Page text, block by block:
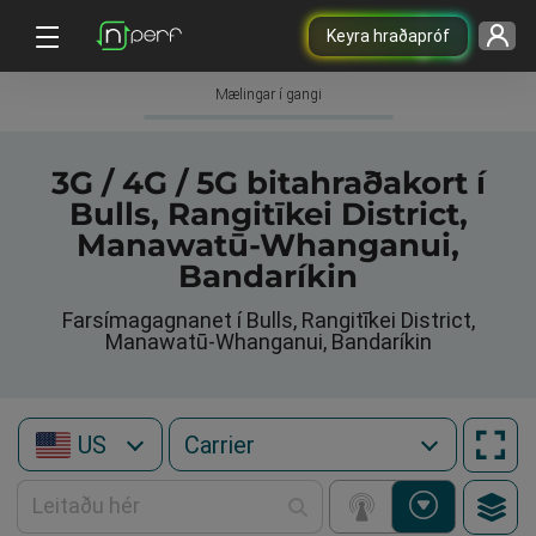
Keyra hraðapróf
Mælingar í gangi
3G / 4G / 5G bitahraðakort í
Bulls, Rangitīkei District,
Manawatū-Whanganui,
Bandaríkin
Farsímagagnanet í Bulls, Rangitīkei District,
Manawatū-Whanganui, Bandaríkin
US